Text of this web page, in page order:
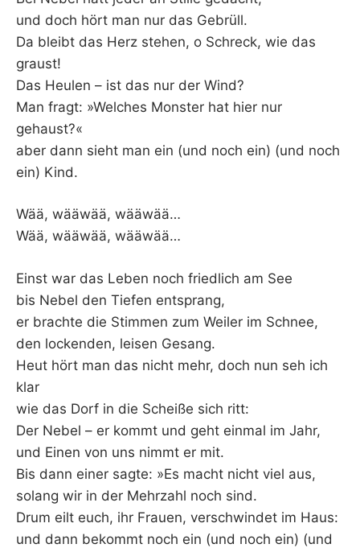
und doch hört man nur das Gebrüll.
Da bleibt das Herz stehen, o Schreck, wie das
graust!
Das Heulen – ist das nur der Wind?
Man fragt: »Welches Monster hat hier nur
gehaust?«
aber dann sieht man ein (und noch ein) (und noch
ein) Kind.
Wää, wääwää, wääwää…
Wää, wääwää, wääwää…
Einst war das Leben noch friedlich am See
bis Nebel den Tiefen entsprang,
er brachte die Stimmen zum Weiler im Schnee,
den lockenden, leisen Gesang.
Heut hört man das nicht mehr, doch nun seh ich
klar
wie das Dorf in die Scheiße sich ritt:
Der Nebel – er kommt und geht einmal im Jahr,
und Einen von uns nimmt er mit.
Bis dann einer sagte: »Es macht nicht viel aus,
solang wir in der Mehrzahl noch sind.
Drum eilt euch, ihr Frauen, verschwindet im Haus:
und dann bekommt noch ein (und noch ein) (und